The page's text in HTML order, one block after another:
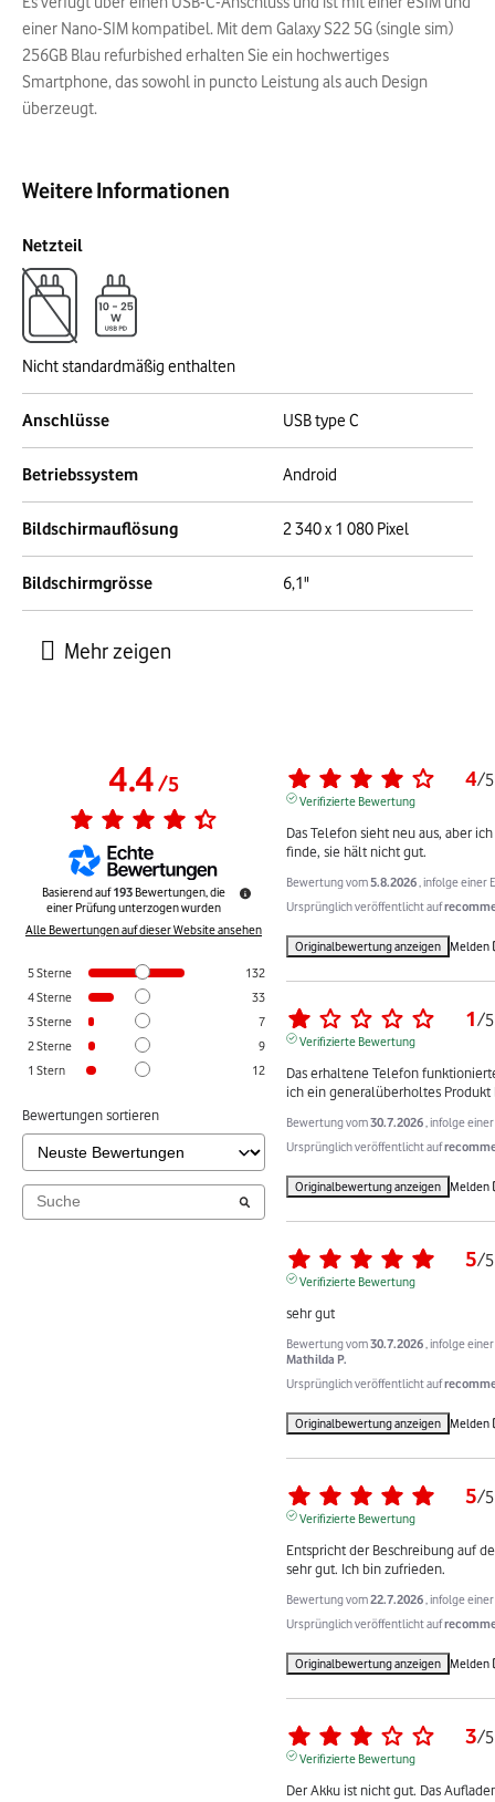
einer Nano-SIM kompatibel. Mit dem Galaxy S22 5G (single sim)
256GB Blau refurbished erhalten Sie ein hochwertiges
Smartphone, das sowohl in puncto Leistung als auch Design
überzeugt.
Weitere Informationen
Netzteil
Nicht standardmäßig enthalten
Anschlüsse USB type C
Betriebssystem Android
Bildschirmauflösung 2 340 x 1 080 Pixel
Bildschirmgrösse 6,1"
4.4/5
Basierend auf193 Bewertungen, die
einer Prüfung unterzogen wurden
Alle Bewertungen auf dieser Website ansehen
5Sterne
132
4Sterne
33
3Sterne
7
2Sterne
9
1 Stern 12
Bewertungen sortieren
4/5
Verifizierte Bewertung
Das Telefon sieht neu aus, aber
finde, sie hält nicht gut.
Bewertung vom5.8.2026 , infolge einer
Ursprünglich veröffentlicht auf
Originalbewertung anzeigen Melden
1/5
Verifizierte Bewertung
Das erhaltene Telefon
ich ein generalüberholtes
Bewertung vom30.7.2026 , infolge
Ursprünglich veröffentlicht auf
Originalbewertung anzeigen Melden
5/5
Verifizierte Bewertung
sehr gut
Bewertung vom30.7.2026 , infolge
Mathilda P.
Ursprünglich veröffentlicht auf
Originalbewertung anzeigen Melden
5/5
Verifizierte Bewertung
Entspricht der Beschreibung auf
sehr gut. Ich bin zufrieden.
Bewertung vom22.7.2026 , infolge
Ursprünglich veröffentlicht auf
Originalbewertung anzeigen Melden
3/5
Verifizierte Bewertung
Der Akku ist nicht gut. Das